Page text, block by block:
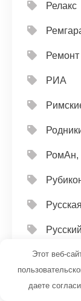
Релакс
Ремонт
РИА
РомАн,
Русь,
Этот веб-
даете